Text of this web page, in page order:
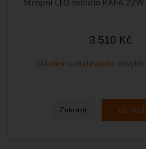
3 510 Kč
Skladem u dodavatele,
Zobrazit Do